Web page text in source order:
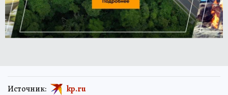
Источник: kp.ru